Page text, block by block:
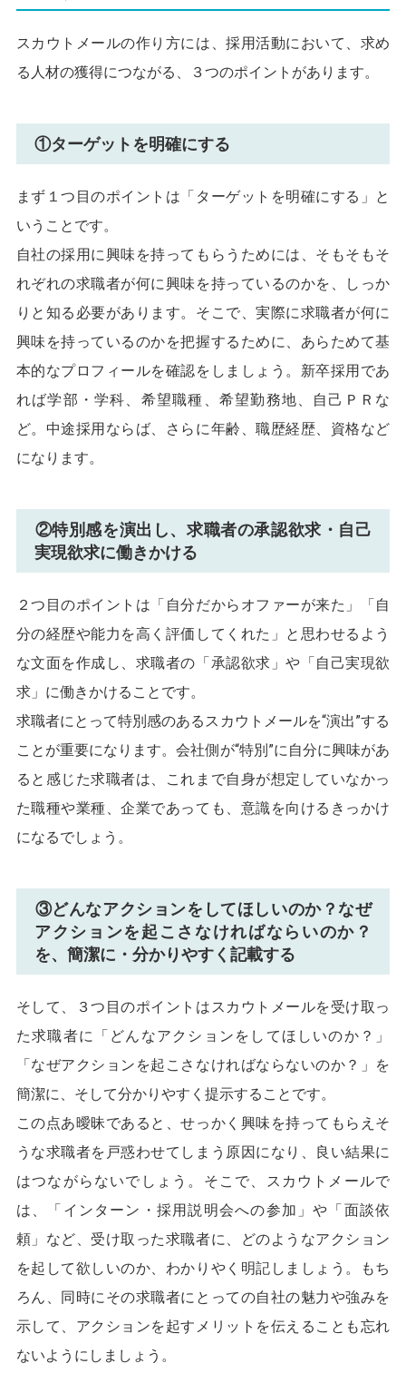
スカウトメールの作り方には、採用活動において、求め
る人材の獲得につながる、３つのポイントがあります。
①ターゲットを明確にする
まず１つ目のポイントは「ターゲットを明確にする」と
いうことです。
自社の採用に興味を持ってもらうためには、そもそもそ
れぞれの求職者が何に興味を持っているのかを、しっか
りと知る必要があります。そこで、実際に求職者が何に
興味を持っているのかを把握するために、あらためて基
本的なプロフィールを確認をしましょう。新卒採用であ
れば学部・学科、希望職種、希望勤務地、自己ＰＲな
ど。中途採用ならば、さらに年齢、職歴経歴、資格など
になります。
②特別感を演出し、求職者の承認欲求・自己
実現欲求に働きかける
２つ目のポイントは「自分だからオファーが来た」「自
分の経歴や能力を高く評価してくれた」と思わせるよう
な文面を作成し、求職者の「承認欲求」や「自己実現欲
求」に働きかけることです。
求職者にとって特別感のあるスカウトメールを“演出”する
ことが重要になります。会社側が“特別”に自分に興味があ
ると感じた求職者は、これまで自身が想定していなかっ
た職種や業種、企業であっても、意識を向けるきっかけ
になるでしょう。
③どんなアクションをしてほしいのか？なぜ
アクションを起こさなければならいのか？
を、簡潔に・分かりやすく記載する
そして、３つ目のポイントはスカウトメールを受け取っ
た求職者に「どんなアクションをしてほしいのか？」
「なぜアクションを起こさなければならないのか？」を
簡潔に、そして分かりやすく提示することです。
この点あ曖昧であると、せっかく興味を持ってもらえそ
うな求職者を戸惑わせてしまう原因になり、良い結果に
はつながらないでしょう。そこで、スカウトメールで
は、「インターン・採用説明会への参加」や「面談依
頼」など、受け取った求職者に、どのようなアクション
を起して欲しいのか、わかりやく明記しましょう。もち
ろん、同時にその求職者にとっての自社の魅力や強みを
示して、アクションを起すメリットを伝えることも忘れ
ないようにしましょう。